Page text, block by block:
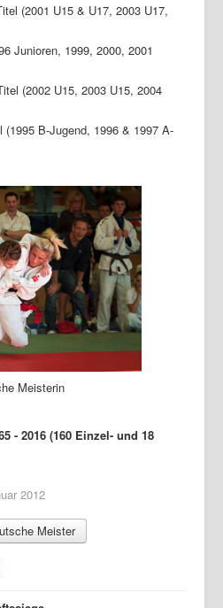
(2001 U15 & U17, 2003 U17,
Junioren, 1999, 2000, 2001
(2002 U15, 2003 U15, 2004
B-Jugend, 1996 & 1997 A-
Meisterin
- 2016 (160 Einzel- und 18
2012
Meister